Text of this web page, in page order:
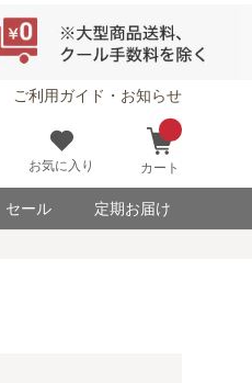
ご利用ガイド・お知らせ
お気に入り カート
セール 定期お届け